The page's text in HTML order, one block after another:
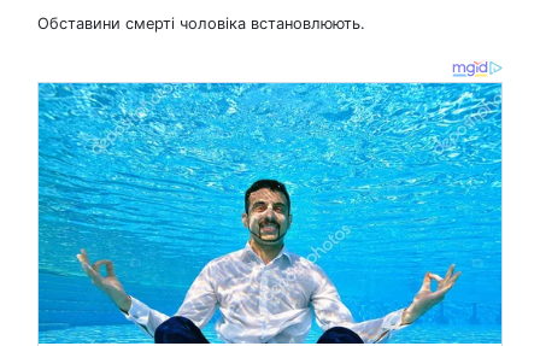
Обставини смерті чоловіка встановлюють.